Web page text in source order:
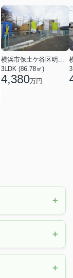
3LDK (86.78㎡)
4,380万円